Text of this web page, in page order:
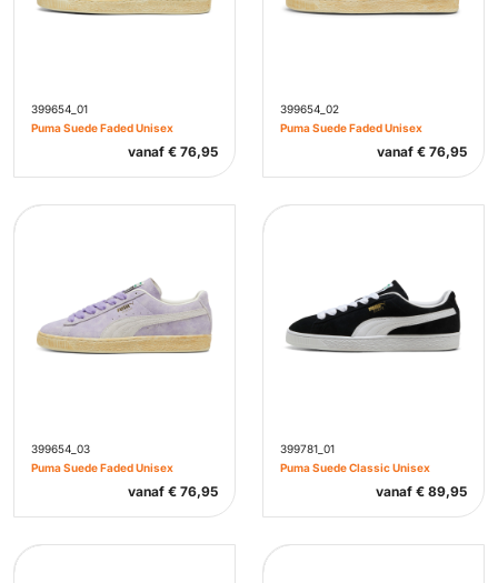
399654_01
Puma Suede Faded Unisex
vanaf € 76,95
399654_02
Puma Suede Faded Unisex
vanaf € 76,95
399654_03
Puma Suede Faded Unisex
vanaf € 76,95
399781_01
Puma Suede Classic Unisex
vanaf € 89,95